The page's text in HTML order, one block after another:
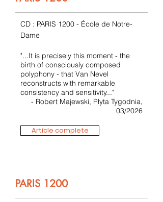
CD : PARIS 1200 - École de Notre-
Dame
"...It is precisely this moment - the
birth of consciously composed
polyphony - that Van Nevel
reconstructs with remarkable
consistency and sensitivity..."
- Robert Majewski, Płyta Tygodnia,
03/2026
Article complete
PARIS 1200